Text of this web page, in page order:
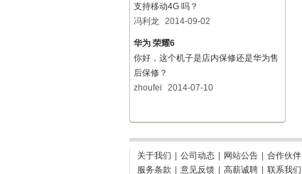
支持移动4G 吗？
冯利龙 2014-09-02
华为 荣耀6
你好，这个机子是店内保修还是华为售
后保修？
zhoufei
2014-07-10
关于我们 公司动态 网站公告
合作伙伴
服务条款
意见反馈 高薪诚聘 联系我们